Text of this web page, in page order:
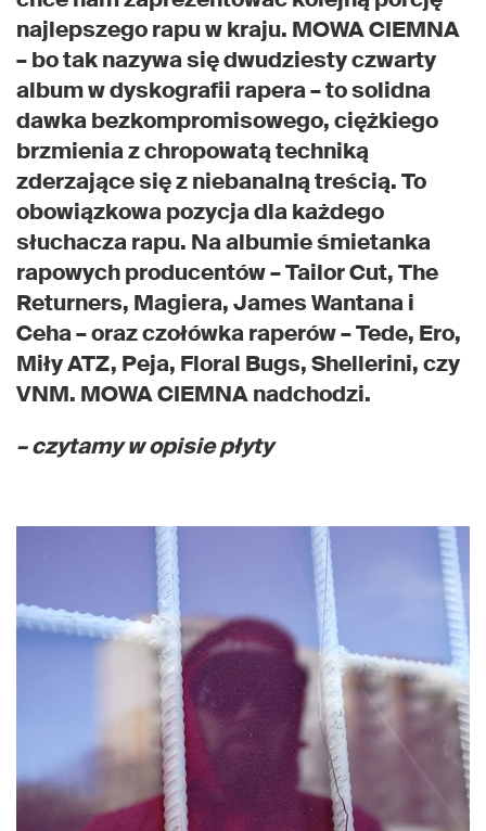
najlepszego rapu w kraju. MOWA CIEMNA
– bo tak nazywa się dwudziesty czwarty
album w dyskografii rapera – to solidna
dawka bezkompromisowego, ciężkiego
brzmienia z chropowatą techniką
zderzające się z niebanalną treścią. To
obowiązkowa pozycja dla każdego
słuchacza rapu. Na albumie śmietanka
rapowych producentów – Tailor Cut, The
Returners, Magiera, James Wantana i
Ceha – oraz czołówka raperów – Tede, Ero,
Miły ATZ, Peja, Floral Bugs, Shellerini, czy
VNM. MOWA CIEMNA nadchodzi.
– czytamy w opisie płyty